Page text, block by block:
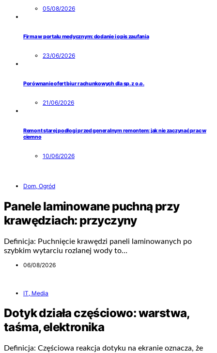
05/08/2026
Firma w portalu medycznym: dodanie i opis zaufania
23/06/2026
Porównanie ofert biur rachunkowych dla sp. z o.o.
21/06/2026
Remont starej podłogi przed generalnym remontem: jak nie zaczynać prac w
ciemno
10/06/2026
Dom, Ogród
Panele laminowane puchną przy
krawędziach: przyczyny
Definicja: Puchnięcie krawędzi paneli laminowanych po
szybkim wytarciu rozlanej wody to…
06/08/2026
IT, Media
Dotyk działa częściowo: warstwa,
taśma, elektronika
Definicja: Częściowa reakcja dotyku na ekranie oznacza, że